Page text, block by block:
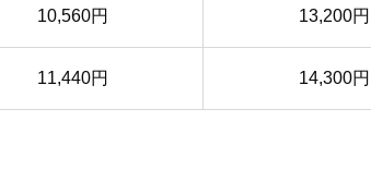
10,560円 13,200円
11,440円 14,300円